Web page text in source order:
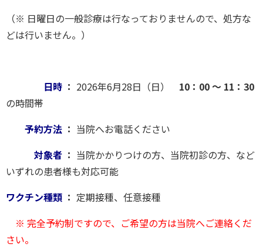
（※ 日曜日の一般診療は行なっておりませんので、処方な
どは行いません。）
日時 ： 2026年6月28日（日） 10：00 〜 11：30
の時間帯
予約方法 ： 当院へお電話ください
対象者 ： 当院かかりつけの方、当院初診の方、など
いずれの患者様も対応可能
ワクチン種類 ： 定期接種、任意接種
※ 完全予約制ですので、ご希望の方は当院へご連絡くだ
さい。